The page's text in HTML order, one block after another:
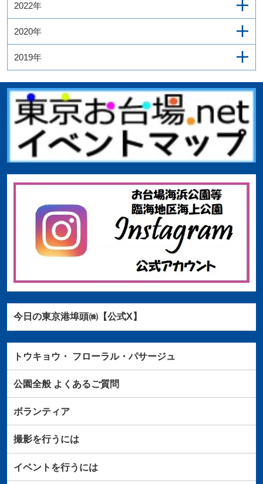
2022年
2020年
2019年
今日の東京港埠頭㈱【公式X】
トウキョウ・ フローラル・パサージュ
公園全般よくあるご質問
ボランティア
撮影を行うには
イベントを行うには